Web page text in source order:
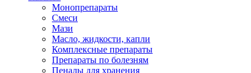
Монопрепараты
Смеси
Мази
Масло, жидкости, капли
Комплексные препараты
Препараты по болезням
Пеналы для хранения